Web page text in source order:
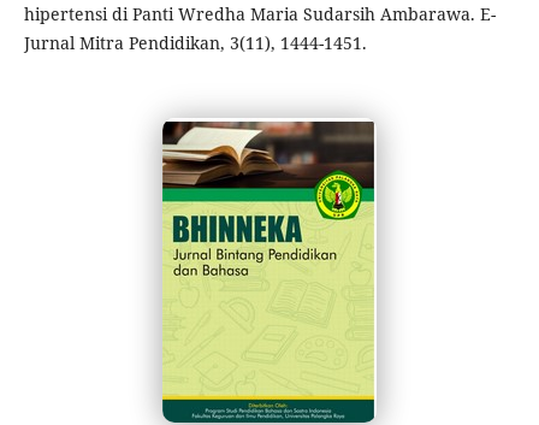
hipertensi di Panti Wredha Maria Sudarsih Ambarawa. E-
Jurnal Mitra Pendidikan, 3(11), 1444-1451.